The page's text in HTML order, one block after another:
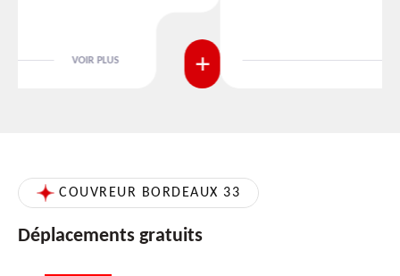
VOIR PLUS
COUVREUR BORDEAUX 33
Déplacements gratuits